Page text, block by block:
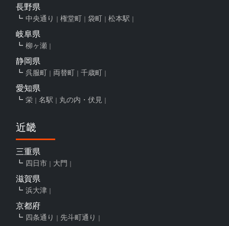
長野県
中央通り 権堂町 袋町 松本駅
岐阜県
柳ヶ瀬
静岡県
呉服町 両替町 千歳町
愛知県
栄 名駅 丸の内・伏見
近畿
三重県
四日市 大門
滋賀県
浜大津
京都府
四条通り 先斗町通り